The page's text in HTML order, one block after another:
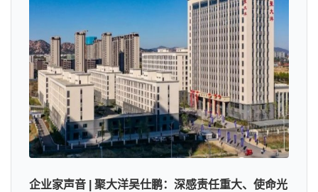
企业家声音 | 聚大洋吴仕鹏：深感责任重大、使命光